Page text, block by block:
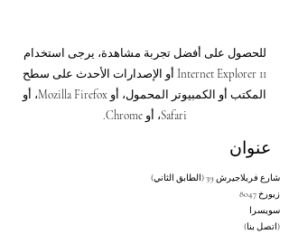
للحصول على أفضل تجربة مشاهدة، يرجى استخدام
Internet Explorer 11 أو الإصدارات الأحدث على سطح
المكتب أو الكمبيوتر المحمول، أو Mozilla Firefox، أو
Safari، أو Chrome.
عنوان
شارع فريلاجيرش 39 (الطابق الثاني)
8047 زيورخ
سويسرا
(اتصل بنا)